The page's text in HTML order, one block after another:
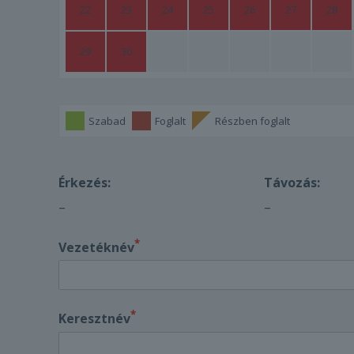
22 23 24 25 26 27 28
29 30
Szabad Foglalt Részben foglalt
Érkezés:
–
Távozás:
–
Vezetéknév*
Keresztnév*